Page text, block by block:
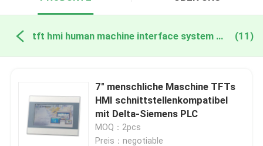
tft hmi human machine interface system online manufacture (11)
7" menschliche Maschine TFTs
HMI schnittstellenkompatibel
mit Delta-Siemens PLC
MOQ：2pcs
Preis：negotiable